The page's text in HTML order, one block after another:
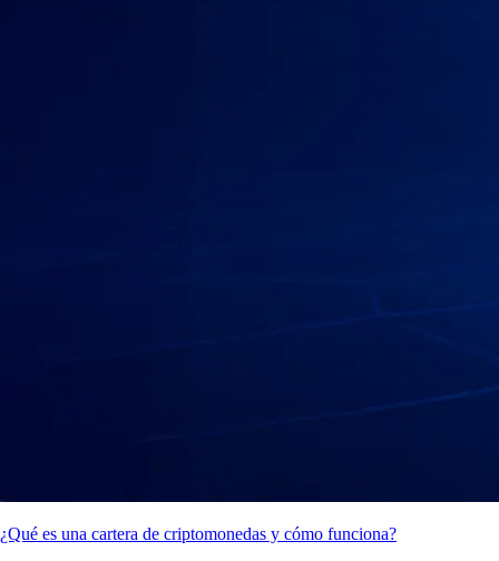
¿Qué es una cartera de criptomonedas y cómo funciona?